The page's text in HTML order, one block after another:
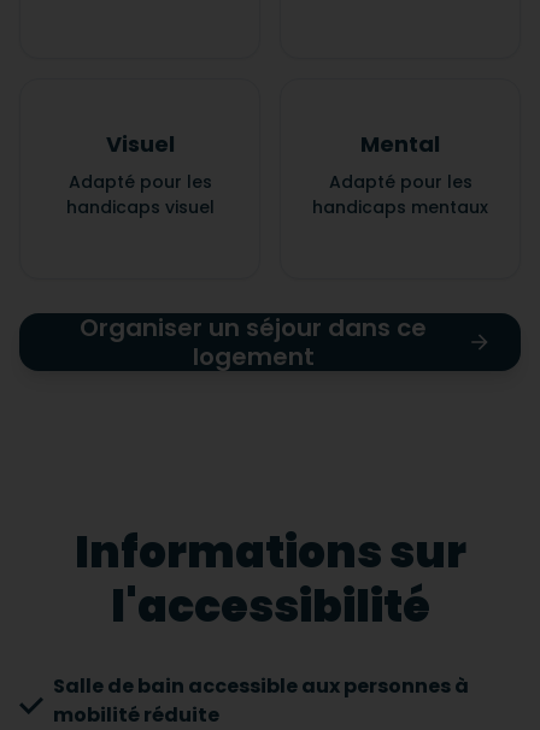
Visuel
Adapté pour les
handicaps visuel
Mental
Adapté pour les
handicaps mentaux
Organiser un séjour dans ce
logement
Informations sur
l'accessibilité
Salle de bain accessible aux personnes à
mobilité réduite